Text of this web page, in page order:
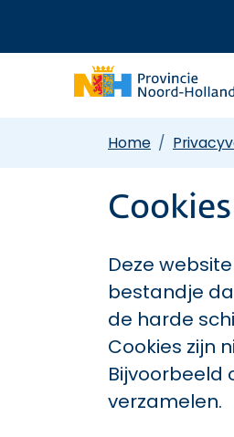
Home
Cookies
Deze
bestandje
de harde
Cookies zijn
Bijvoorbeeld
verzamelen.